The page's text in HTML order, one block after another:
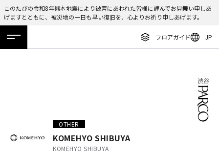
このたびの令和8年熊本地震により被害にあわれた皆様に謹んでお見舞い申しあ
げますとともに、被災地の一日も早い復旧を、心よりお祈り申しあげます。
フロアガイド JP
ホーム 特集 ニュース イベント アクセス
ニュース
ENGLISH
繁体字
OTHER
KOMEHYO SHIBUYA
KOMEHYO SHIBUYA